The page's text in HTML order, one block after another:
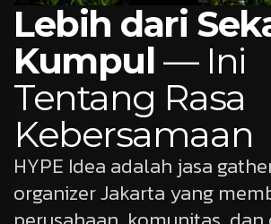
Lebih dari
Kumpul — Ini
Tentang Rasa
Kebersamaan
HYPE Idea adalah jasa
organizer Jakarta yang